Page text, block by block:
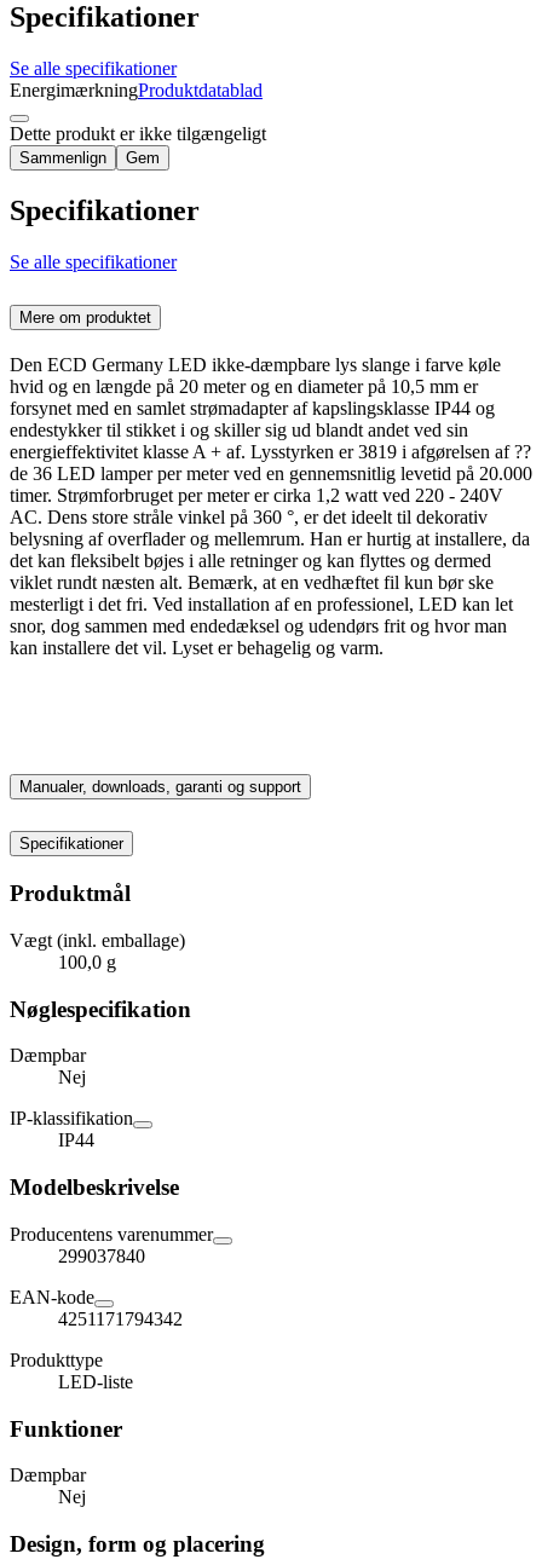
Specifikationer
Se alle specifikationer
EnergimærkningProduktdatablad
Dette produkt er ikke tilgængeligt
Sammenlign Gem
Specifikationer
Se alle specifikationer
Mere om produktet
Den ECD Germany LED ikke-dæmpbare lys slange i farve køle
hvid og en længde på 20 meter og en diameter på 10,5 mm er
forsynet med en samlet strømadapter af kapslingsklasse IP44 og
endestykker til stikket i og skiller sig ud blandt andet ved sin
energieffektivitet klasse A + af. Lysstyrken er 3819 i afgørelsen af ??
de 36 LED lamper per meter ved en gennemsnitlig levetid på 20.000
timer. Strømforbruget per meter er cirka 1,2 watt ved 220 - 240V
AC. Dens store stråle vinkel på 360 °, er det ideelt til dekorativ
belysning af overflader og mellemrum. Han er hurtig at installere, da
det kan fleksibelt bøjes i alle retninger og kan flyttes og dermed
viklet rundt næsten alt. Bemærk, at en vedhæftet fil kun bør ske
mesterligt i det fri. Ved installation af en professionel, LED kan let
snor, dog sammen med endedæksel og udendørs frit og hvor man
kan installere det vil. Lyset er behagelig og varm.
Manualer, downloads, garanti og support
Specifikationer
Produktmål
Vægt (inkl. emballage)
100,0 g
Nøglespecifikation
Dæmpbar
Nej
IP-klassifikation
IP44
Modelbeskrivelse
Producentens varenummer
299037840
EAN-kode
4251171794342
Produkttype
LED-liste
Funktioner
Dæmpbar
Nej
Design, form og placering